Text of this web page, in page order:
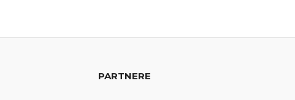
PARTNERE